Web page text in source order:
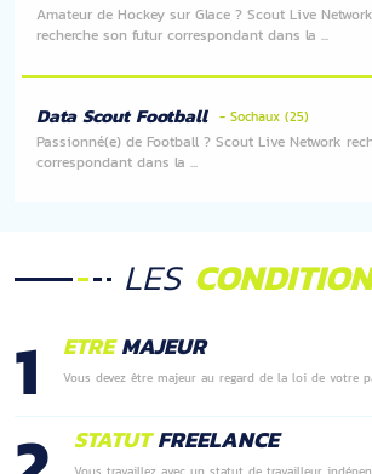
Amateur de Hockey sur Glace ? Scout Live Network
recherche son futur correspondant dans la ...
Data Scout Football - Sochaux (25)
Passionné(e) de Football ? Scout Live Network
correspondant dans la ...
LES
1 ETREMAJEUR
Vous devez être majeur au regard de la loi de votre
STATUTFREELANCE